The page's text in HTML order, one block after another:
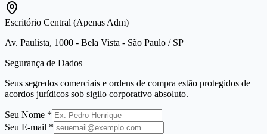
Escritório Central (Apenas Adm)
Av. Paulista, 1000 - Bela Vista - São Paulo / SP
Segurança de Dados
Seus segredos comerciais e ordens de compra estão protegidos de
acordos jurídicos sob sigilo corporativo absoluto.
Seu Nome *
Seu E-mail *